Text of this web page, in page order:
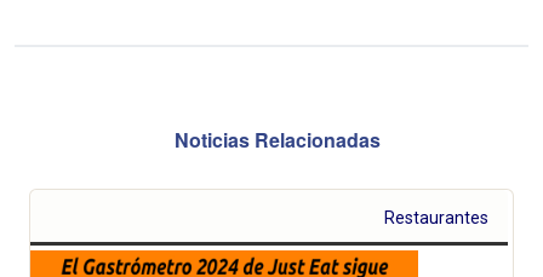
Noticias Relacionadas
Restaurantes